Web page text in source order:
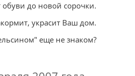
Алеся
Доставка цветов от
обуви до новой сорочки.
украсит Ваш дом.
еще не знаком?